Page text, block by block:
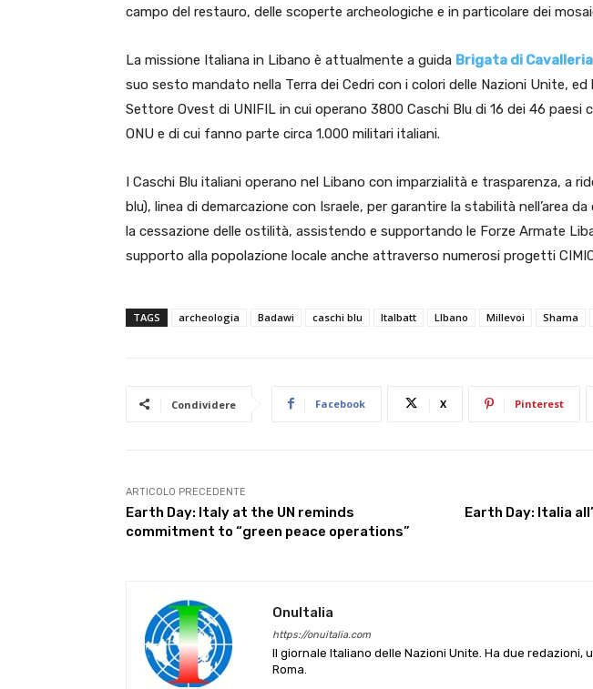
campo del restauro, delle scoperte archeologiche e in particolare dei
La missione Italiana in Libano è attualmente a guida Brigata di
suo sesto mandato nella Terra dei Cedri con i colori delle Nazioni Unite,
Settore Ovest di UNIFIL in cui operano 3800 Caschi Blu di 16 dei 46 paesi
ONU e di cui fanno parte circa 1.000 militari italiani.
I Caschi Blu italiani operano nel Libano con imparzialità e trasparenza, a
blu), linea di demarcazione con Israele, per garantire la stabilità nell’area
la cessazione delle ostilità, assistendo e supportando le Forze Armate
supporto alla popolazione locale anche attraverso numerosi progetti
TAGS archeologia Badawi caschi blu Italbatt LIbano Millevoi Shama
Condividere Facebook X Pinterest
ARTICOLO PRECEDENTE
Earth Day: Italy at the UN reminds
commitment to “green peace operations”
Earth Day: Italia
OnuItalia
https://onuitalia.com
Il giornale Italiano delle Nazioni Unite. Ha due redazioni,
Roma.